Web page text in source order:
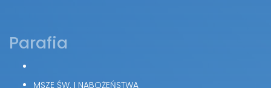
Parafia
MSZE ŚW. I NABOŻEŃSTWA